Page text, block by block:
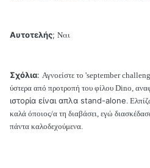
Αυτοτελής; Ναι
Σχόλια: Αγνοείστε το 'september
ύστερα από προτροπή του φίλου Dino,
ιστορία είναι απλα stand-alone.
καλά όποιος/α τη διαβάσει, εγώ
πάντα καλοδεχούμενα.